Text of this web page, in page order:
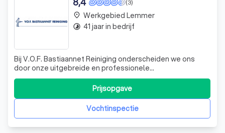
(3)
Bij V.O.F. Bastiaannet Reiniging onderscheiden we ons
door onze uitgebreide en professionele
reinigingsdiensten, speciaal ontworpen voor zowel
particulieren als bedrijven. Wij zijn gespecialiseerd in
gevelreiniging en -renovatie, waarbij we gebruikmaken van
geavanceerde technieken zoals hogedrukrein
Vochtinspectie
Prijsopgave
place Werkgebied Lemmer
timelapse 41 jaar in bedrijf